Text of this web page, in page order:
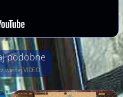
podobne
więcej VIDEO